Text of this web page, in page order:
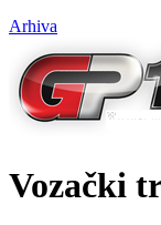
Arhiva
Vozački